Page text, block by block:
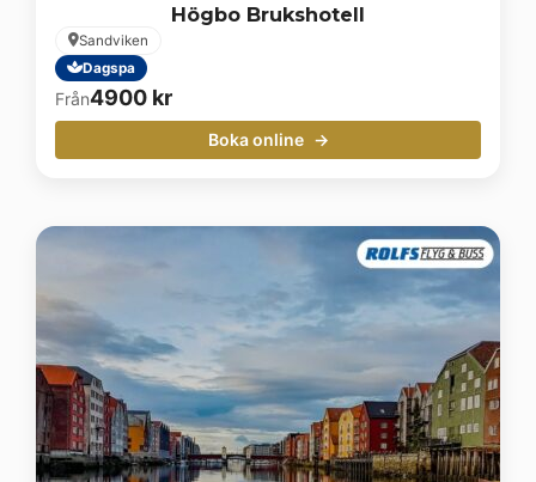
Högbo Brukshotell
Sandviken
Dagspa
Från4900 kr
Boka online